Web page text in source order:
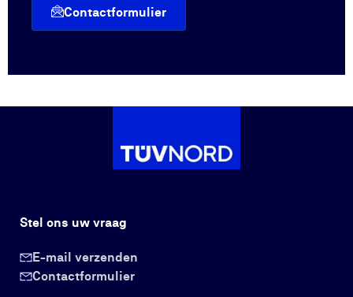
Contactformulier
Stel ons uw vraag
E-mail verzenden
Contactformulier